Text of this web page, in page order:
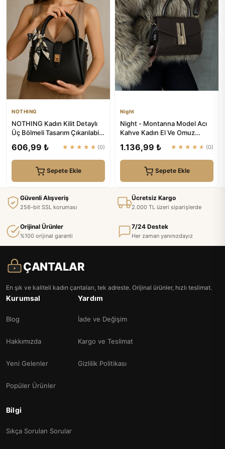
NOTHING
NOTHING Kadın Kilit Detaylı
Üç Bölmeli Tasarım Çıkarılabilir
606,99 ₺ ★★★★★ (0)
Sepete Ekle
Night
Night - Montanna Model Acı
Kahve Kadın El Ve Omuz
1.136,99 ₺ ★★★★★ (0)
Sepete Ekle
Güvenli Alışveriş
256-bit SSL koruması
Ücretsiz Kargo
2.000 TL üzeri siparişlerde
Orijinal Ürünler
%100 orijinal garanti
7/24 Destek
Her zaman yanınızdayız
ÇANTALAR
En şık ve kaliteli kadın çantaları, tek adreste. Orijinal ürünler, hızlı teslimat.
Kurumsal
Blog
Hakkımızda
Yeni Gelenler
Popüler Ürünler
Yardım
İade ve Değişim
Kargo ve Teslimat
Gizlilik Politikası
Bilgi
Sıkça Sorulan Sorular